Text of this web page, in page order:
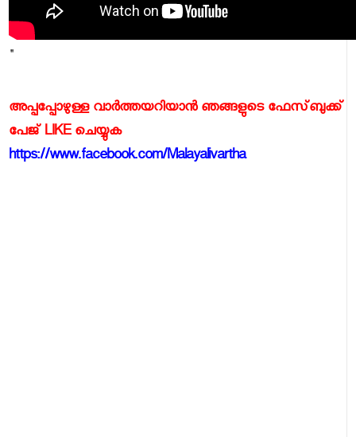
"
അപ്പപ്പോഴുള്ള വാര്‍ത്തയറിയാന്‍ ഞങ്ങളുടെ ഫേസ്‌ബുക്ക്‌
പേജ് LIKE ചെയ്യുക
https://www.facebook.com/Malayalivartha